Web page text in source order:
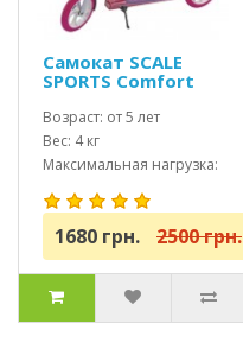
Самокат SCALE
SPORTS Comfort
USA
Возраст: от 5 лет
Вес: 4 кг
Максимальная нагрузка:
до 100 кг
1680 грн. 2500 грн.